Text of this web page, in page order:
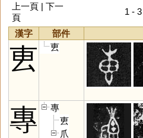
上一頁 | 下一
頁
1 - 3
漢字 部件
叀 叀
專
專
叀
爪